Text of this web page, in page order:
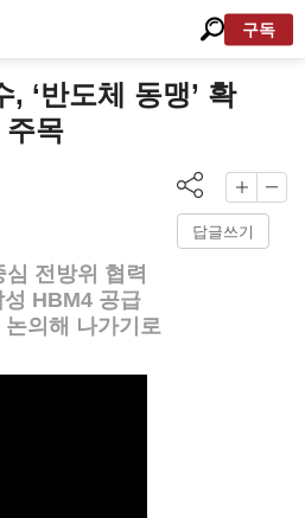
구독
‘반도체 동맹’ 확
목
답글쓰기
전방위 협력
HBM4 공급
의해 나가기로